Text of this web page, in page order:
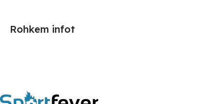
Rohkem infot